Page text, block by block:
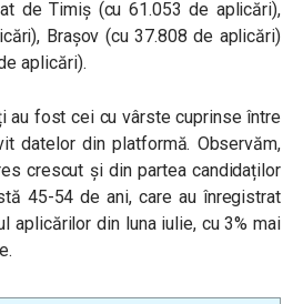
de Timiș (cu 61.053 de aplicări),
Brașov (cu 37.808 de aplicări)
aplicări).
au fost cei cu vârste cuprinse între
datelor din platformă. Observăm,
crescut și din partea candidaților
45-54 de ani, care au înregistrat
aplicărilor din luna iulie, cu 3% mai